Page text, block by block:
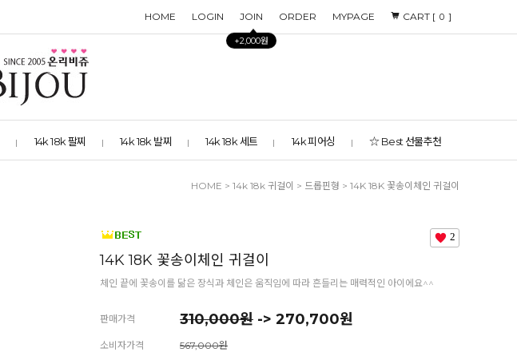
HOME LOGIN JOIN
+2,000원
ORDER MYPAGE CART [ 0 ]
14k 18k 팔찌 14k 18k 발찌 14k 18k 세트 14k 피어싱 ☆ Best 선물추천
HOME > 14k 18k 귀걸이 > 드롭핀형 > 14K 18K 꽃송이체인 귀걸이
2
14K 18K 꽃송이체인 귀걸이
체인 끝에 꽃송이를 닮은 장식과 체인은 움직임에 따라 흔들리는 매력적인 아이에요^^
판매가격 310,000원 -> 270,700원
소비자가격
567,000원